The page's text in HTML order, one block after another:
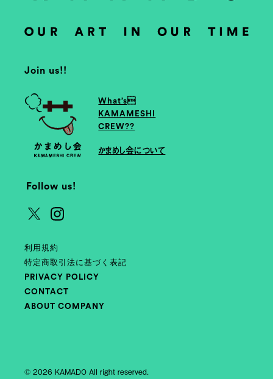
Join us!!
What’s
KAMAMESHI
CREW??
かまめし会について
Follow us!
利用規約
特定商取引法に基づく表記
PRIVACY POLICY
CONTACT
ABOUT COMPANY
© 2026 KAMADO All right reserved.